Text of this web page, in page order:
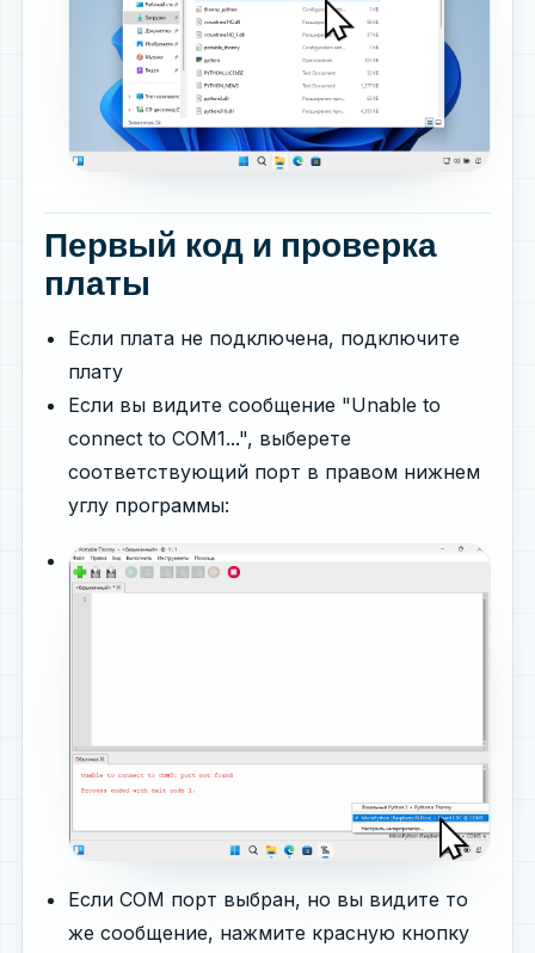
Первый код и проверка
платы
Если плата не подключена, подключите
плату
Если вы видите сообщение "Unable to
connect to COM1...", выберете
cоответствующий порт в правом нижнем
углу программы:
Если COM порт выбран, но вы видите то
же сообщение, нажмите красную кнопку